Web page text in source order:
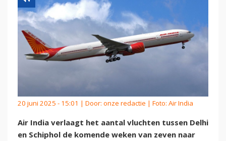
20 juni 2025 - 15:01 | Door: onze redactie | Foto: Air India
Air India verlaagt het aantal vluchten tussen Delhi
en Schiphol de komende weken van zeven naar